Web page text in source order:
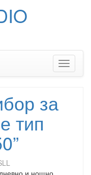
Toggle
за
тип
и нощно